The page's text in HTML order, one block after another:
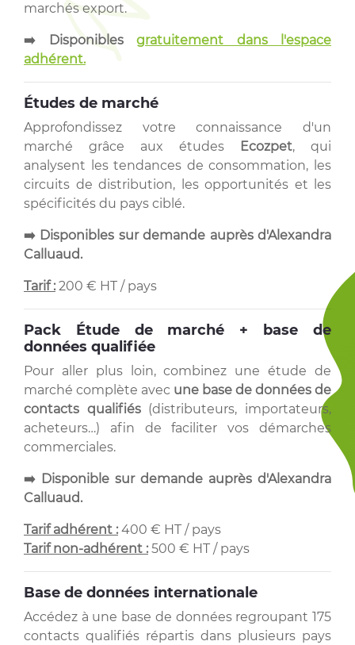
marchés export.
➡️ Disponibles gratuitement dans l'espace
adhérent.
Études de marché
Approfondissez votre connaissance d'un
marché grâce aux études
Ecozpet, qui
analysent les tendances de consommation, les
circuits de distribution, les opportunités et les
spécificités du pays ciblé.
➡️ Disponibles sur demande auprès d'Alexandra
Calluaud.
Tarif : 200 € HT / pays
Pack Étude de marché + base de
données qualifiée
Pour aller plus loin, combinez une étude de
marché complète avec une base de données de
contacts qualifiés(distributeurs, importateurs,
acheteurs…) afin de faciliter vos démarches
commerciales.
➡️ Disponible sur demande auprès d'Alexandra
Calluaud.
Tarif adhérent : 400 € HT / pays
Tarif non-adhérent : 500 € HT / pays
Base de données internationale
Accédez à une base de données regroupant 175
contacts qualifiés répartis dans plusieurs pays